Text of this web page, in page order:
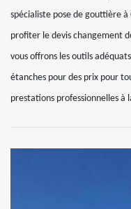
spécialiste pose de gouttière
profiter le devis changement
vous offrons les outils
étanches pour des prix pour
prestations professionnelles à